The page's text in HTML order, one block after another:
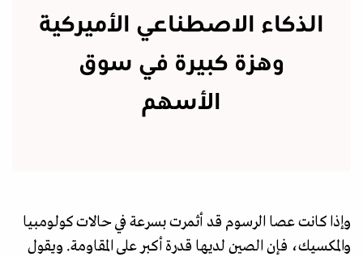
الذكاء الاصطناعي الأميركية
وهزة كبيرة في سوق
الأسهم
وإذا كانت عصا الرسوم قد أثمرت بسرعة في حالات كولومبيا
والمكسيك، فإن الصين لديها قدرة أكبر على المقاومة. ويقول